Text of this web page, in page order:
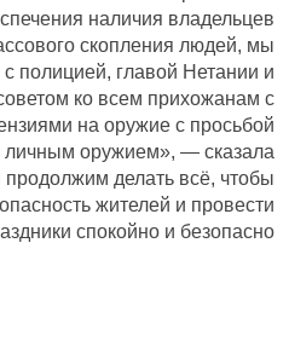
наличия владельцев
скопления людей, мы
полицией, главой Нетании и
ко всем прихожанам с
на оружие с просьбой
личным оружием», — сказала
делать всё, чтобы
жителей и провести
спокойно и безопасно».